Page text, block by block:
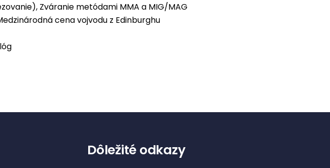
Zváranie metódami MMA a MIG/MAG
cena vojvodu z Edinburghu
Dôležité odkazy